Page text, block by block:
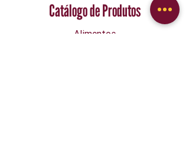
Catálogo de Produtos
Alimentos